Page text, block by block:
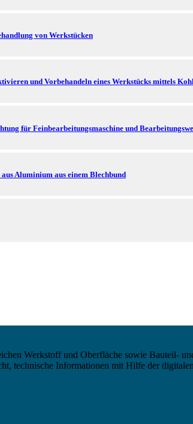
von Werkstücken
und Vorbehandeln eines Werkstücks mittels
für Feinbearbeitungsmaschine und
Aluminium aus einem Blechbund
Werkstoff und Oberfläche sowie Bauteil-
technische Informationen mit Hilfe der